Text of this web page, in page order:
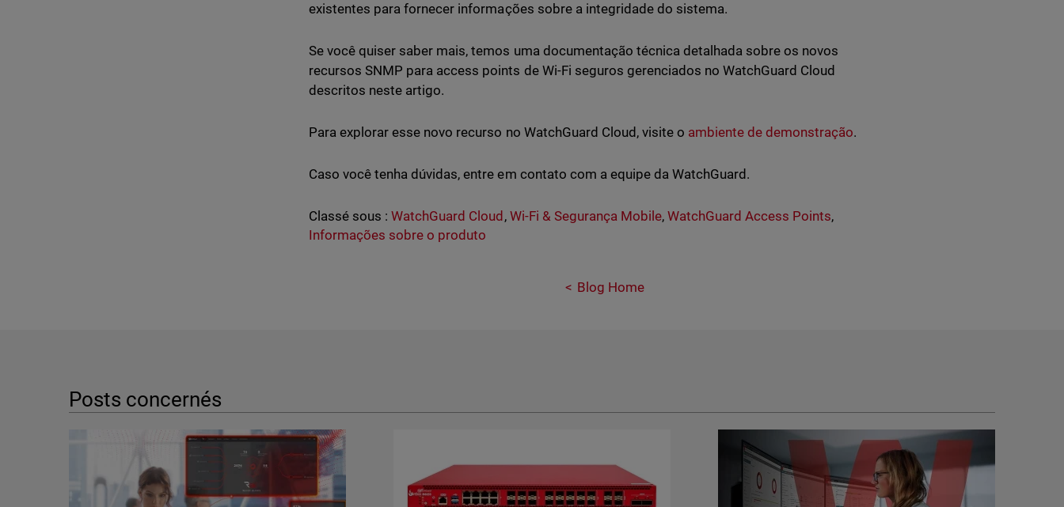
existentes para fornecer informações sobre a integridade do sistema.
Se você quiser saber mais, temos uma documentação técnica detalhada sobre os novos
recursos SNMP para access points de Wi-Fi seguros gerenciados no WatchGuard Cloud
descritos neste artigo.
Para explorar esse novo recurso no WatchGuard Cloud, visite o ambiente de demonstração.
Caso você tenha dúvidas, entre em contato com a equipe da WatchGuard.
Classé sous : WatchGuard Cloud , Wi-Fi & Segurança Mobile, WatchGuard Access Points,
Informações sobre o produto
Blog Home
Posts concernés